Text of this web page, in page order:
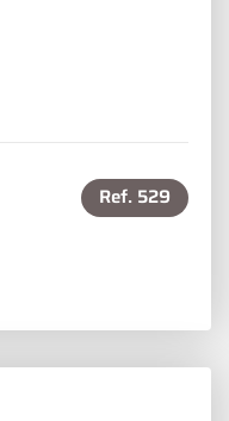
Ref. 529